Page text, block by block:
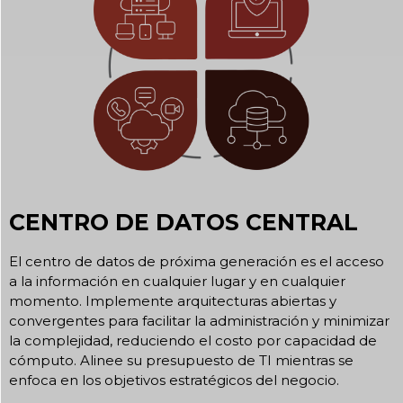
CENTRO DE DATOS CENTRAL
El centro de datos de próxima generación es el acceso
a la información en cualquier lugar y en cualquier
momento. Implemente arquitecturas abiertas y
convergentes para facilitar la administración y minimizar
la complejidad, reduciendo el costo por capacidad de
cómputo. Alinee su presupuesto de TI mientras se
enfoca en los objetivos estratégicos del negocio.